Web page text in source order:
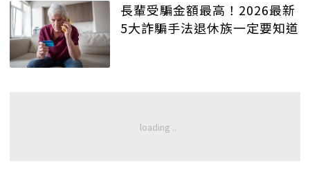
長輩受騙金額最高！2026最新
5大詐騙手法退休族一定要知道